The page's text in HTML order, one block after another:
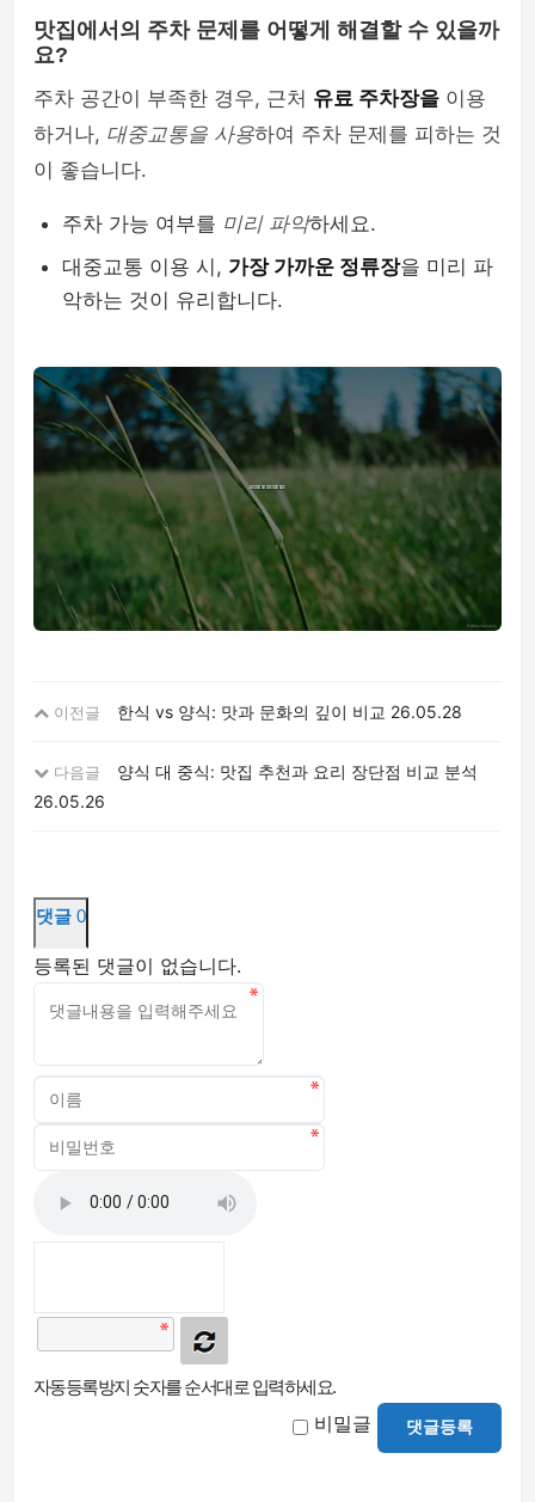
맛집에서의 주차 문제를 어떻게 해결할 수 있을까
요?
주차 공간이 부족한 경우, 근처 유료 주차장을 이용
하거나, 대중교통을 사용하여 주차 문제를 피하는 것
이 좋습니다.
주차 가능 여부를 미리 파악하세요.
대중교통 이용 시, 가장 가까운 정류장을 미리 파
악하는 것이 유리합니다.
이전글 한식 vs 양식: 맛과 문화의 깊이 비교 26.05.28
다음글
양식 대 중식: 맛집 추천과 요리 장단점 비교 분석
26.05.26
댓글 0
등록된 댓글이 없습니다.
자동등록방지 숫자를 순서대로 입력하세요.
비밀글 댓글등록